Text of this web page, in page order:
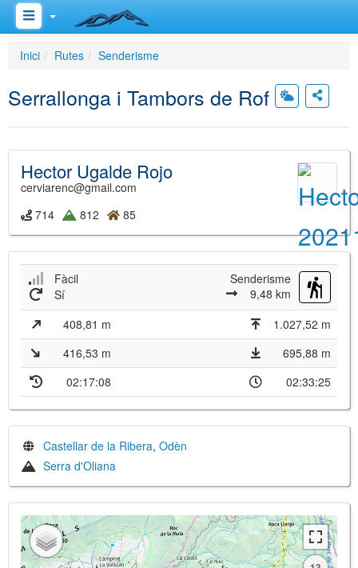
Inici Rutes Senderisme
Serrallonga i Tambors de Rof
Hector Ugalde Rojo
cerviarenc@gmail.com
714
812 85
Fàcil
Senderisme
9,48 km
Sí
408,81 m
1.027,52 m
416,53 m
695,88 m
02:17:08
02:33:25
Castellar de la Ribera, Odèn
Serra d'Oliana